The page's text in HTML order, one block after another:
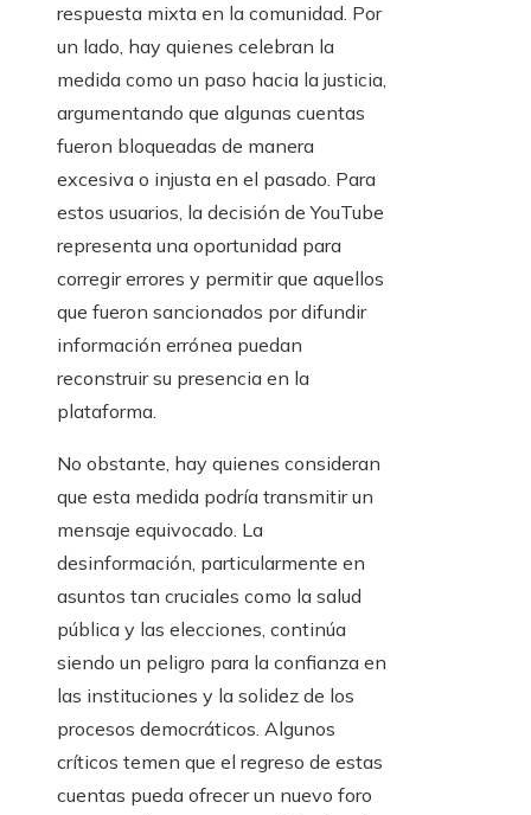
respuesta mixta en la comunidad. Por
un lado, hay quienes celebran la
medida como un paso hacia la justicia,
argumentando que algunas cuentas
fueron bloqueadas de manera
excesiva o injusta en el pasado. Para
estos usuarios, la decisión de YouTube
representa una oportunidad para
corregir errores y permitir que aquellos
que fueron sancionados por difundir
información errónea puedan
reconstruir su presencia en la
plataforma.
No obstante, hay quienes consideran
que esta medida podría transmitir un
mensaje equivocado. La
desinformación, particularmente en
asuntos tan cruciales como la salud
pública y las elecciones, continúa
siendo un peligro para la confianza en
las instituciones y la solidez de los
procesos democráticos. Algunos
críticos temen que el regreso de estas
cuentas pueda ofrecer un nuevo foro